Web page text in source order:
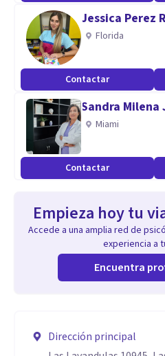
Jessica Perez
Florida
Contactar
Sandra Milena
Miami
Contactar
Empieza hoy tu
Accede a una amplia red de
experiencia a
Encuentra
Dirección principal